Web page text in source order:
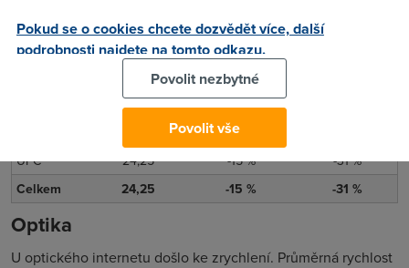
Kabel
Kabelové připojení meziměsíčně zaznamenává velký pokles,
15 %Průměrná rychlost byla
Rychlost v
změna
UPC
24,25 -15 %
-31 %
Celkem
24,25 -15 % -31 %
Optika
U optického internetu došlo ke zrychlení. Průměrná rychlost
Pokud se o cookies chcete dozvědět více, další
podrobnosti najdete na tomto odkazu.
Povolit nezbytné
Povolit vše